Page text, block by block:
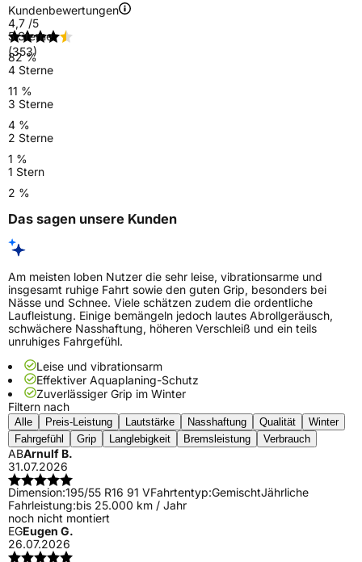
Kundenbewertungen
4,7 /5
(353)
5 Sterne
82 %
4 Sterne
11 %
3 Sterne
4 %
2 Sterne
1 %
1 Stern
2 %
Das sagen unsere Kunden
Am meisten loben Nutzer die sehr leise, vibrationsarme und
insgesamt ruhige Fahrt sowie den guten Grip, besonders bei
Nässe und Schnee. Viele schätzen zudem die ordentliche
Laufleistung. Einige bemängeln jedoch lautes Abrollgeräusch,
schwächere Nasshaftung, höheren Verschleiß und ein teils
unruhiges Fahrgefühl.
Leise und vibrationsarm
Effektiver Aquaplaning-Schutz
Zuverlässiger Grip im Winter
Filtern nach
Alle Preis-Leistung Lautstärke Nasshaftung Qualität
Winter
Fahrgefühl
Grip Langlebigkeit Bremsleistung Verbrauch
ABArnulf B.
31.07.2026
Dimension:195/55 R16 91 VFahrtentyp:GemischtJährliche
Fahrleistung:bis 25.000 km / Jahr
noch nicht montiert
EGEugen G.
26.07.2026